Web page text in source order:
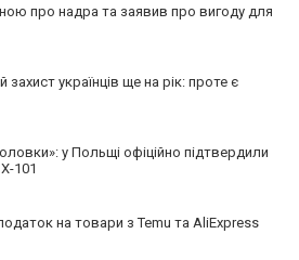
про надра та заявив про вигоду для
українців ще на рік: проте є
у Польщі офіційно підтвердили
101
на товари з Temu та AliExpress